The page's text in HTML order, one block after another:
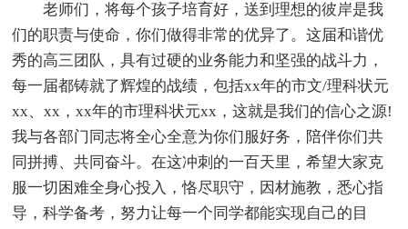
老师们，将每个孩子培育好，送到理想的彼岸是我
们的职责与使命，你们做得非常的优异了。这届和谐优
秀的高三团队，具有过硬的业务能力和坚强的战斗力，
每一届都铸就了辉煌的战绩，包括xx年的市文/理科状元
xx、xx，xx年的市理科状元xx，这就是我们的信心之源!
我与各部门同志将全心全意为你们服好务，陪伴你们共
同拼搏、共同奋斗。在这冲刺的一百天里，希望大家克
服一切困难全身心投入，恪尽职守，因材施教，悉心指
导，科学备考，努力让每一个同学都能实现自己的目